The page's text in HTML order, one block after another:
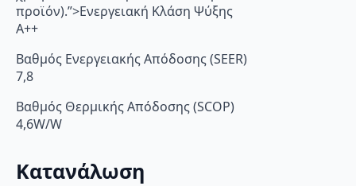
προϊόν).”>Ενεργειακή Κλάση Ψύξης
A++
Βαθμός Ενεργειακής Απόδοσης (SEER)
7,8
Βαθμός Θερμικής Απόδοσης (SCOP)
4,6W/W
Κατανάλωση